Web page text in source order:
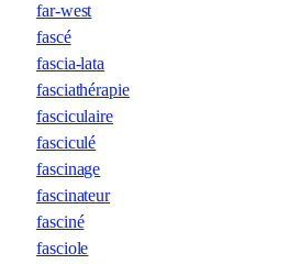
far-west
fascé
fascia-lata
fasciathérapie
fasciculaire
fasciculé
fascinage
fascinateur
fasciné
fasciole